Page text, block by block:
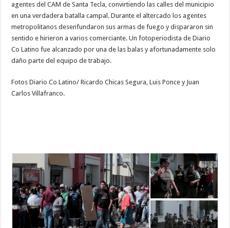
agentes del CAM de Santa Tecla, convirtiendo las calles del municipio
en una verdadera batalla campal. Durante el altercado los agentes
metropolitanos desenfundaron sus armas de fuego y dispararon sin
sentido e hirieron a varios comerciante. Un fotoperiodista de Diario
Co Latino fue alcanzado por una de las balas y afortunadamente solo
daño parte del equipo de trabajo.
Fotos Diario Co Latino/ Ricardo Chicas Segura, Luis Ponce y Juan
Carlos Villafranco.